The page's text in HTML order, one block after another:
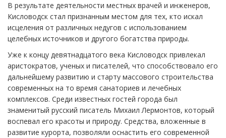
В результате деятельности местных врачей и инженеров,
Кисловодск стал признанным местом для тех, кто искал
исцеления от различных недугов с использованием
целебных источников и другого богатства природы.
Уже к концу девятнадцатого века Кисловодск привлекал
аристократов, ученых и писателей, что способствовало его
дальнейшему развитию и старту массового строительства
современных на то время санаториев и лечебных
комплексов. Среди известных гостей города был
знаменитый русский писатель Михаил Лермонтов, который
воспевал его красоты и природу. Средства, вложенные в
развитие курорта, позволяли оснастить его современной